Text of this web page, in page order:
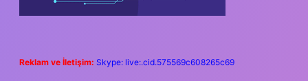
Reklam ve İletişim: Skype: live:.cid.575569c608265c69